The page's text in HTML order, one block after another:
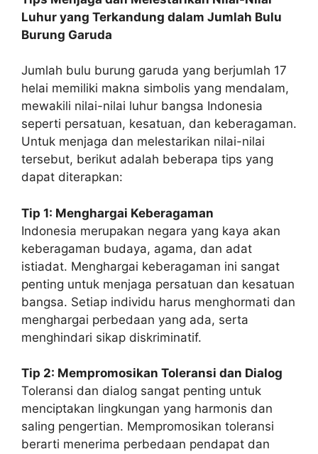
Luhur yang Terkandung dalam Jumlah Bulu
Burung Garuda
Jumlah bulu burung garuda yang berjumlah 17
helai memiliki makna simbolis yang mendalam,
mewakili nilai-nilai luhur bangsa Indonesia
seperti persatuan, kesatuan, dan keberagaman.
Untuk menjaga dan melestarikan nilai-nilai
tersebut, berikut adalah beberapa tips yang
dapat diterapkan:
Tip 1: Menghargai Keberagaman
Indonesia merupakan negara yang kaya akan
keberagaman budaya, agama, dan adat
istiadat. Menghargai keberagaman ini sangat
penting untuk menjaga persatuan dan kesatuan
bangsa. Setiap individu harus menghormati dan
menghargai perbedaan yang ada, serta
menghindari sikap diskriminatif.
Tip 2: Mempromosikan Toleransi dan Dialog
Toleransi dan dialog sangat penting untuk
menciptakan lingkungan yang harmonis dan
saling pengertian. Mempromosikan toleransi
berarti menerima perbedaan pendapat dan